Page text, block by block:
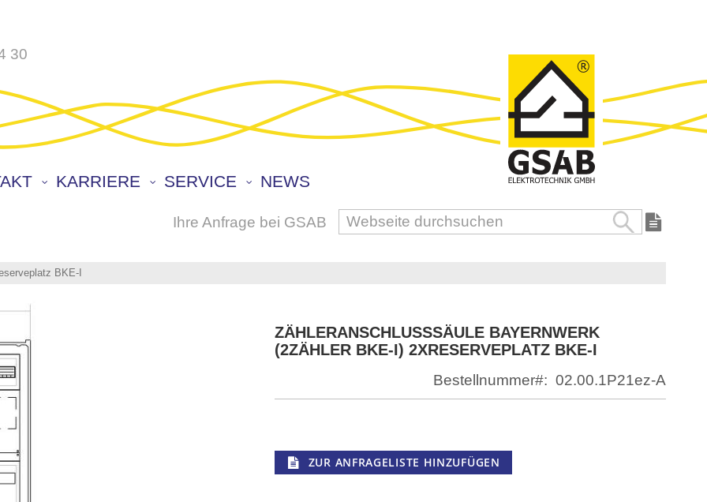
30
KARRIERE SERVICE NEWS
Suche
Ihre Anfrage bei GSAB
BKE-I
ZÄHLERANSCHLUSSSÄULE BAYERNWERK
(2ZÄHLER BKE-I) 2XRESERVEPLATZ BKE-I
Bestellnummer 02.00.1P21ez-A
ZUR ANFRAGELISTE HINZUFÜGEN